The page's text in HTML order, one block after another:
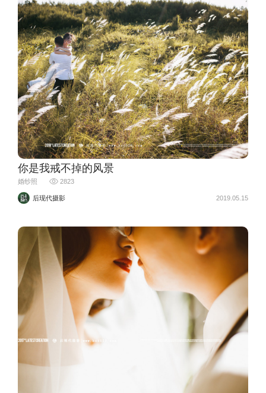
你是我戒不掉的风景
婚纱照 2823
后现代摄影 2019.05.15